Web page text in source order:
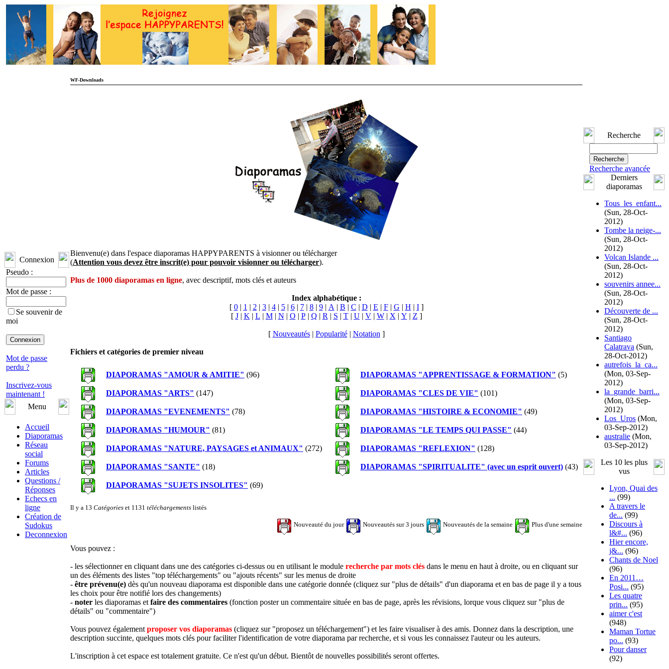
Connexion
Pseudo :
Mot de passe :
Se souvenir de
moi
Mot de passe
perdu ?
Inscrivez-vous
maintenant !
Menu
Accueil
Diaporamas
Réseau
social
Forums
Articles
Questions /
Réponses
Echecs en
ligne
Création de
Sudokus
Deconnexion
WF-Downloads
Bienvenu(e) dans l'espace diaporamas HAPPYPARENTS à visionner ou télécharger
(Attention vous devez être inscrit(e) pour pouvoir visionner ou télécharger).
Plus de 1000 diaporamas en ligne, avec descriptif, mots clés et auteurs
Index alphabétique :
[ 0| 1 | 2 | 3| 4| 5| 6| 7| 8| 9| A | B | C | D | E | F| G | H | I]
[ J| K | L | M| N | O | P| Q | R | S | T| U| V| W| X | Y | Z ]
[ Nouveautés| Popularité| Notation ]
Fichiers et catégories de premier niveau
DIAPORAMAS "AMOUR & AMITIE" (96) DIAPORAMAS "APPRENTISSAGE & FORMATION" (5)
DIAPORAMAS "ARTS" (147) DIAPORAMAS "CLES DE VIE" (101)
DIAPORAMAS "EVENEMENTS" (78) DIAPORAMAS "HISTOIRE & ECONOMIE" (49)
DIAPORAMAS "HUMOUR" (81) DIAPORAMAS "LE TEMPS QUI PASSE" (44)
DIAPORAMAS "NATURE, PAYSAGES et ANIMAUX" (272) DIAPORAMAS "REFLEXION" (128)
DIAPORAMAS "SANTE" (18) DIAPORAMAS "SPIRITUALITE" (avec un esprit ouvert) (43)
DIAPORAMAS "SUJETS INSOLITES" (69)
Il y a 13 Catégories et 1131 téléchargements listés
Nouveauté du jour Nouveautés sur 3 jours Nouveautés de la semaine Plus d'une semaine
Vous pouvez :
- les sélectionner en cliquant dans une des catégories ci-dessus ou en utilisant le module recherche par mots clés dans le menu en haut à droite, ou en cliquant sur
un des éléments des listes "top téléchargements" ou "ajouts récents" sur les menus de droite
- être prévenu(e) dès qu'un nouveau diaporama est disponible dans une catégorie donnée (cliquez sur "plus de détails" d'un diaporama et en bas de page il y a tous
les choix pour être notifié lors des changements)
- noter les diaporamas et faire des commentaires (fonction poster un commentaire située en bas de page, après les révisions, lorque vous cliquez sur "plus de
détails" ou "commentaire")
Vous pouvez également proposer vos diaporamas (cliquez sur "proposez un téléchargement") et les faire visualiser à des amis. Donnez dans la description, une
description succinte, quelques mots clés pour faciliter l'identification de votre diaporama par recherche, et si vous les connaissez l'auteur ou les auteurs.
L'inscription à cet espace est totalement gratuite. Ce n'est qu'un début. Bientôt de nouvelles possibilités seront offertes.
Recherche
Recherche avancée
Derniers
diaporamas
Tous_les_enfant...
(Sun, 28-Oct-
2012)
Tombe la neige-...
(Sun, 28-Oct-
2012)
Volcan Islande ...
(Sun, 28-Oct-
2012)
souvenirs annee...
(Sun, 28-Oct-
2012)
Découverte de ...
(Sun, 28-Oct-
2012)
Santiago
Calatrava (Sun,
28-Oct-2012)
autrefois_la_ca...
(Mon, 03-Sep-
2012)
la_grande_barri...
(Mon, 03-Sep-
2012)
Los_Uros (Mon,
03-Sep-2012)
australie (Mon,
03-Sep-2012)
Les 10 les plus
vus
Lyon, Quai des
... (99)
A travers le
de... (99)
Discours à
l&#... (96)
Hier encore,
j&... (96)
Chants de Noel
(96)
En 2011…
Posi... (95)
Les quatre
prin... (95)
aimer c'est
(948)
Maman Tortue
po... (93)
Pour danser
(92)